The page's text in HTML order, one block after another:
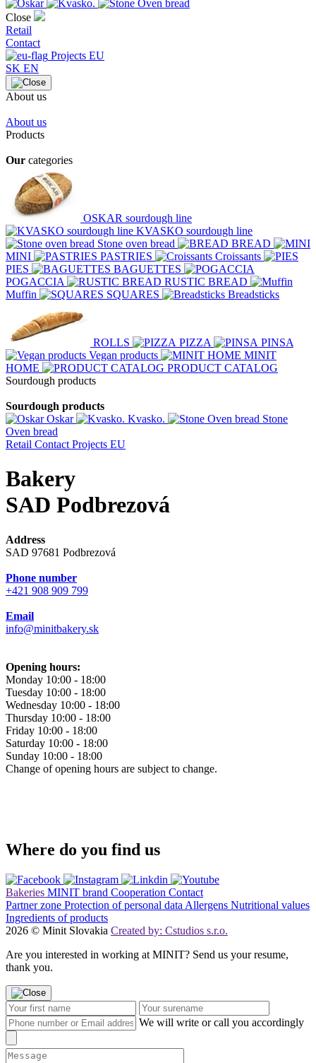
Close
Retail
Contact
Projects EU
SK EN
About us
About us
Products
Our categories
OSKAR sourdough line
KVASKO sourdough line
Stone oven bread
BREAD
MINI
PASTRIES
Croissants
PIES
BAGUETTES
POGACCIA
RUSTIC BREAD
Muffin
SQUARES Breadsticks
ROLLS PIZZA
PINSA
Vegan products
MINIT
HOME
PRODUCT CATALOG
Sourdough products
Sourdough products
Oskar
Kvasko.
Stone
Oven bread
Retail Contact Projects EU
Bakery
SAD Podbrezová
Address
SAD 97681 Podbrezová
Phone number
+421 908 909 799
Email
info@minitbakery.sk
Opening hours:
Monday 10:00 - 18:00
Tuesday 10:00 - 18:00
Wednesday 10:00 - 18:00
Thursday 10:00 - 18:00
Friday 10:00 - 18:00
Saturday 10:00 - 18:00
Sunday 10:00 - 18:00
Change of opening hours are subject to change.
Where do you find us
Bakeries MINIT brand Cooperation Contact
Partner zone Protection of personal data Allergens Nutritional values
Ingredients of products
2026 © Minit Slovakia Created by: Cstudios s.r.o.
Are you interested in working at MINIT? Send us your resume,
thank you.
We will write or call you accordingly